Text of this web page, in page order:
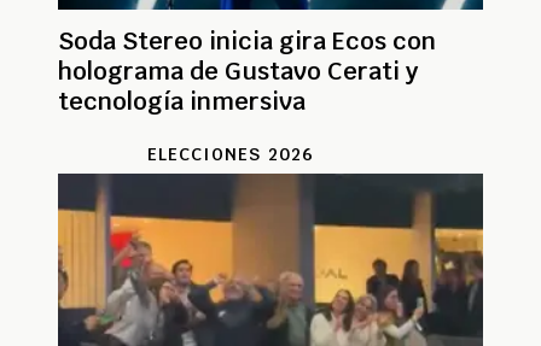
Soda Stereo inicia gira Ecos con
holograma de Gustavo Cerati y
tecnología inmersiva
ELECCIONES 2026